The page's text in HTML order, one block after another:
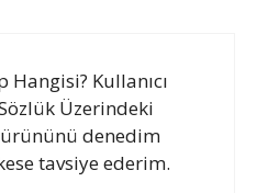
Hangisi? Kullanıcı
Üzerindeki
denedim
tavsiye ederim.